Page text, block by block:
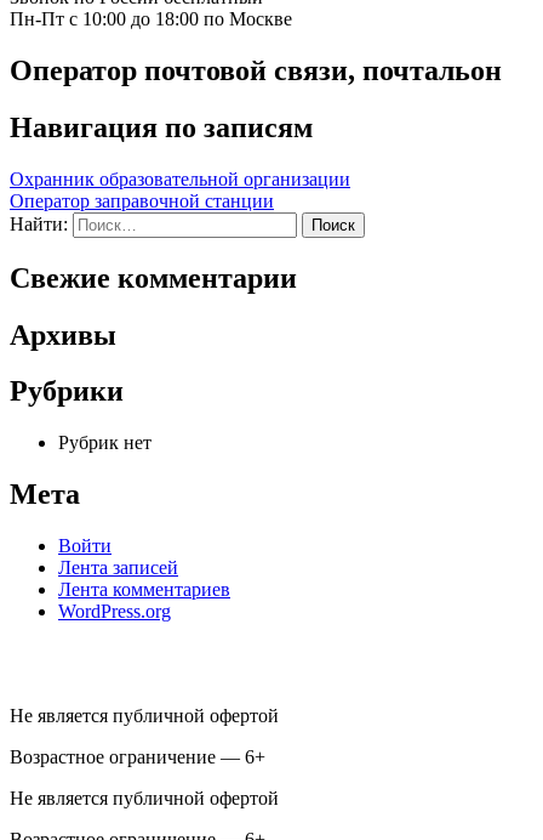
Пн-Пт с 10:00 до 18:00 по Москве
Оператор почтовой связи, почтальон
Навигация по записям
Охранник образовательной организации
Оператор заправочной станции
Найти:
Свежие комментарии
Архивы
Рубрики
Рубрик нет
Мета
Войти
Лента записей
Лента комментариев
WordPress.org
Не является публичной офертой
Возрастное ограничение — 6+
Не является публичной офертой